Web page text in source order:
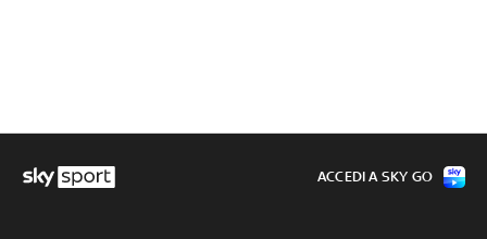
ACCEDI A SKY GO